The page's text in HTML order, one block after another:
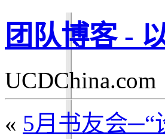
团队博客 -
UCDChina.com
« 5月书友会─“